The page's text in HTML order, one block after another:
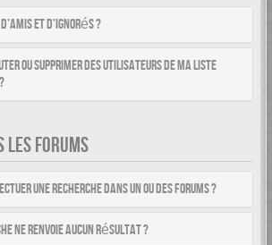
et d’ignorés ?
ou supprimer des utilisateurs de ma liste
LES FORUMS
une recherche dans un ou des forums ?
ne renvoie aucun résultat ?